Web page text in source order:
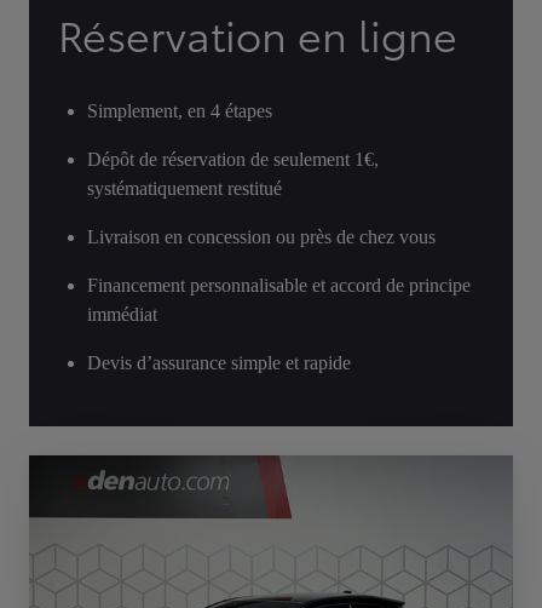
Réservation en ligne
Simplement, en 4 étapes
Dépôt de réservation de seulement 1€,
systématiquement restitué
Livraison en concession ou près de chez vous
Financement personnalisable et accord de principe
immédiat
Devis d’assurance simple et rapide